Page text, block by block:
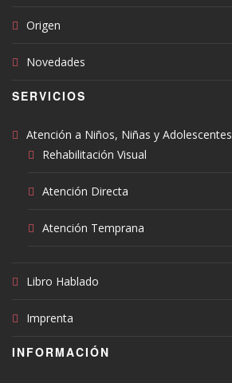
Origen
Novedades
SERVICIOS
Atención a Niños, Niñas y Adolescentes
Rehabilitación Visual
Atención Directa
Atención Temprana
Libro Hablado
Imprenta
INFORMACIÓN